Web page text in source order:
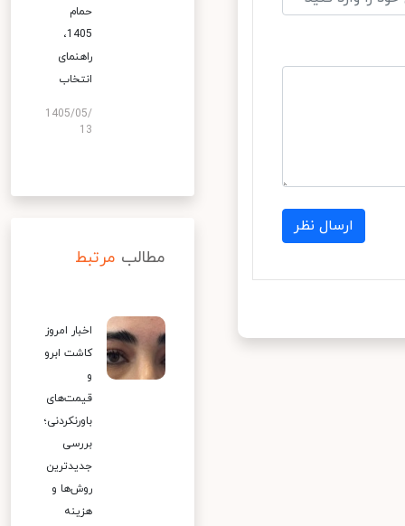
ارسال نظر
حمام
1405،
راهنمای
انتخاب
1405/05/
13
مطالب مرتبط
اخبار امروز
کاشت ابرو
قیمت‌های
باورنکردنی؛
بررسی
جدیدترین
روش‌ها و
هزینه